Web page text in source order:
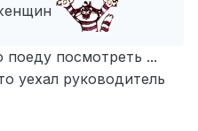
поеду посмотреть ...
уехал руководитель